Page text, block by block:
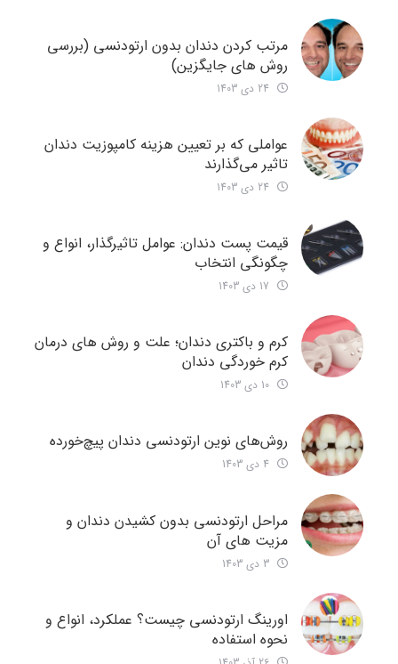
مرتب کردن دندان بدون ارتودنسی (بررسی
روش های جایگزین)
عواملی که بر تعیین هزینه کامپوزیت دندان
تاثیر می‌گذارند
قیمت پست دندان: عوامل تاثیرگذار، انواع و
چگونگی انتخاب
کرم و باکتری دندان؛ علت و روش های درمان
کرم خوردگی دندان
روش‌های نوین ارتودنسی دندان‌ پیچ‌خورده
مراحل ارتودنسی بدون کشیدن دندان و
مزیت های آن
اورینگ ارتودنسی چیست؟ عملکرد، انواع و
نحوه استفاده